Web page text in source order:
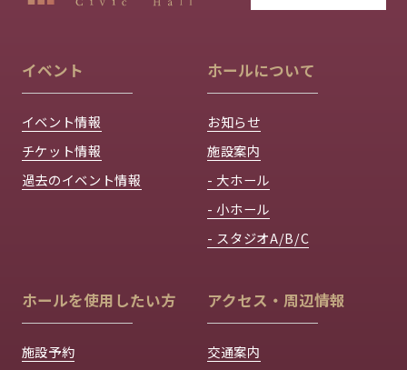
イベント
イベント情報
チケット情報
過去のイベント情報
ホールについて
お知らせ
施設案内
- 大ホール
- 小ホール
- スタジオA/B/C
ホールを使用したい方
施設予約
アクセス・周辺情報
交通案内